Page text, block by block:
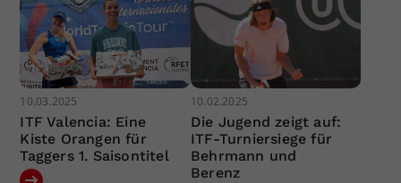
10.03.2025
ITF Valencia: Eine
Kiste Orangen für
Taggers 1. Saisontitel
10.02.2025
Die Jugend zeigt auf:
ITF-Turniersiege für
Behrmann und
Berenz